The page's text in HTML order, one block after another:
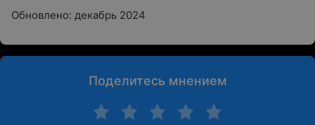
Обновлено: декабрь 2024
Поделитесь мнением